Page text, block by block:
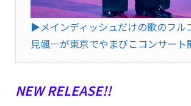
▶︎メインディッシュだけの歌のフル
見颯一が東京でやまびこコンサート
NEW RELEASE!!